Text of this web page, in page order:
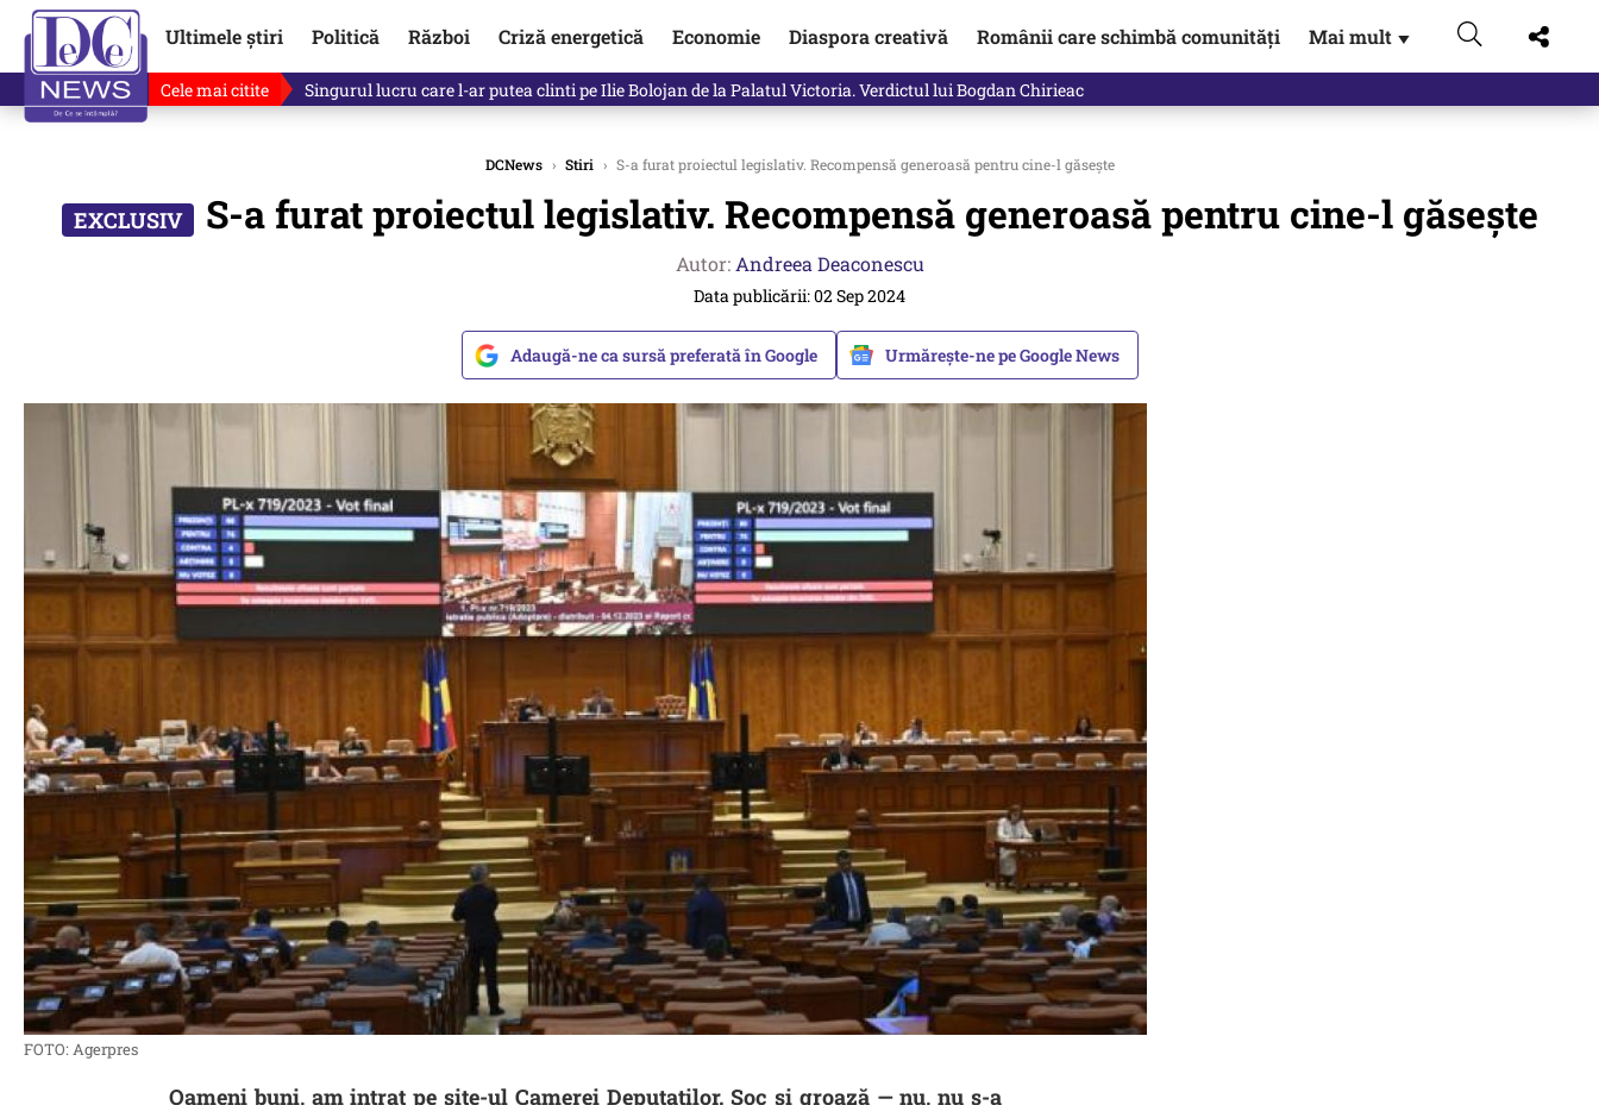
Ultimele știri Politică Război Criză energetică Economie Diaspora creativă Românii care schimbă comunități Mai mult ▼
Cele mai citite Singurul lucru care l-ar putea clinti pe Ilie Bolojan de la Palatul Victoria. Verdictul lui Bogdan Chirieac
DCNews › Stiri › S-a furat proiectul legislativ. Recompensă generoasă pentru cine-l găsește
S-a furat proiectul legislativ. Recompensă generoasă pentru cine-l găsește
Autor: Andreea Deaconescu
Data publicării: 02 Sep 2024
Adaugă-ne ca sursă preferată în Google Urmărește-ne pe Google News
FOTO: Agerpres
Oameni buni, am intrat pe site-ul Camerei Deputaților. Șoc și groază — nu, nu s-a